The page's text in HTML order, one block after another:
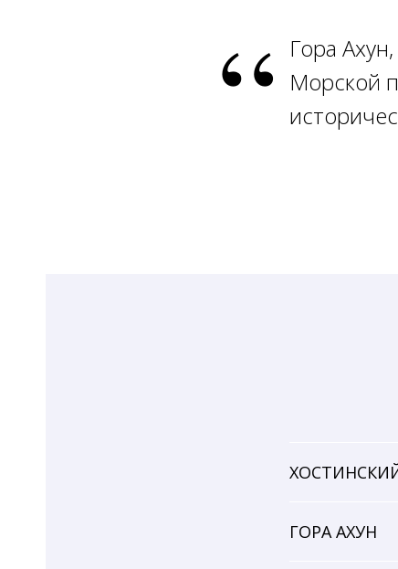
“
Гора
Морской
ГОРА АХУН